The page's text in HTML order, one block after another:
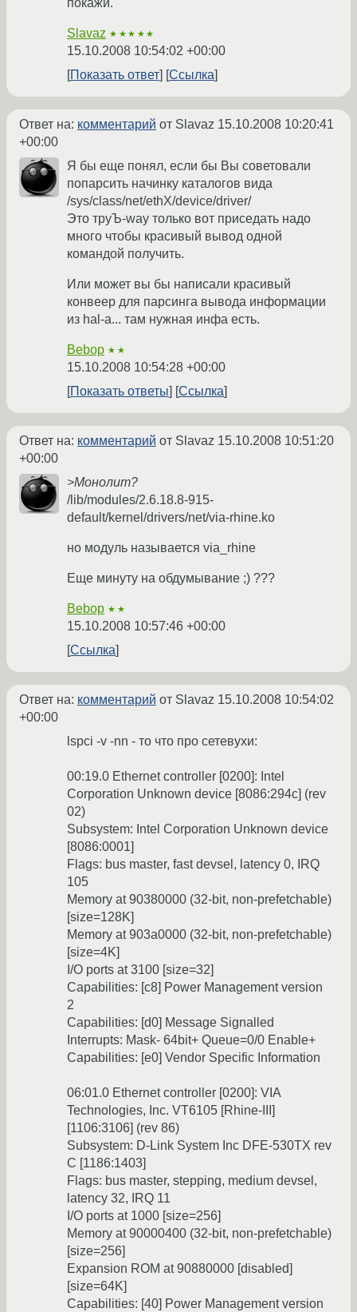
покажи.
Slavaz ★★★★★
15.10.2008 10:54:02 +00:00
Показать ответ
Ссылка
Ответ на: комментарий от Slavaz 15.10.2008 10:20:41
+00:00
Я бы еще понял, если бы Вы советовали
попарсить начинку каталогов вида
/sys/class/net/ethX/device/driver/
Это труЪ-way только вот приседать надо
много чтобы красивый вывод одной
командой получить.
Или может вы бы написали красивый
конвеер для парсинга вывода информации
из hal-а... там нужная инфа есть.
Bebop ★★
15.10.2008 10:54:28 +00:00
Показать ответы
Ссылка
Ответ на: комментарий от Slavaz 15.10.2008 10:51:20
+00:00
>Монолит?
/lib/modules/2.6.18.8-915-
default/kernel/drivers/net/via-rhine.ko
но модуль называется via_rhine
Еще минуту на обдумывание ;) ???
Bebop ★★
15.10.2008 10:57:46 +00:00
Ссылка
Ответ на: комментарий от Slavaz 15.10.2008 10:54:02
+00:00
lspci -v -nn - то что про сетевухи:
00:19.0 Ethernet controller [0200]: Intel
Corporation Unknown device [8086:294c] (rev
02)
Subsystem: Intel Corporation Unknown device
[8086:0001]
Flags: bus master, fast devsel, latency 0, IRQ
105
Memory at 90380000 (32-bit, non-prefetchable)
[size=128K]
Memory at 903a0000 (32-bit, non-prefetchable)
[size=4K]
I/O ports at 3100 [size=32]
Capabilities: [c8] Power Management version
2
Capabilities: [d0] Message Signalled
Interrupts: Mask- 64bit+ Queue=0/0 Enable+
Capabilities: [e0] Vendor Specific Information
06:01.0 Ethernet controller [0200]: VIA
Technologies, Inc. VT6105 [Rhine-III]
[1106:3106] (rev 86)
Subsystem: D-Link System Inc DFE-530TX rev
C [1186:1403]
Flags: bus master, stepping, medium devsel,
latency 32, IRQ 11
I/O ports at 1000 [size=256]
Memory at 90000400 (32-bit, non-prefetchable)
[size=256]
Expansion ROM at 90880000 [disabled]
[size=64K]
Capabilities: [40] Power Management version